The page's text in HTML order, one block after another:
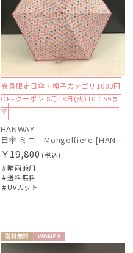
会員限定日傘・帽子カテゴリ1000円
OFFクーポン 8月18日(火)10：59ま
で
HANWAY
日傘 ミニ｜Mongolfiere [HANWAY]
￥19,800 (税込)
＃晴雨兼用
＃送料無料
＃UVカット
送料無 WOME